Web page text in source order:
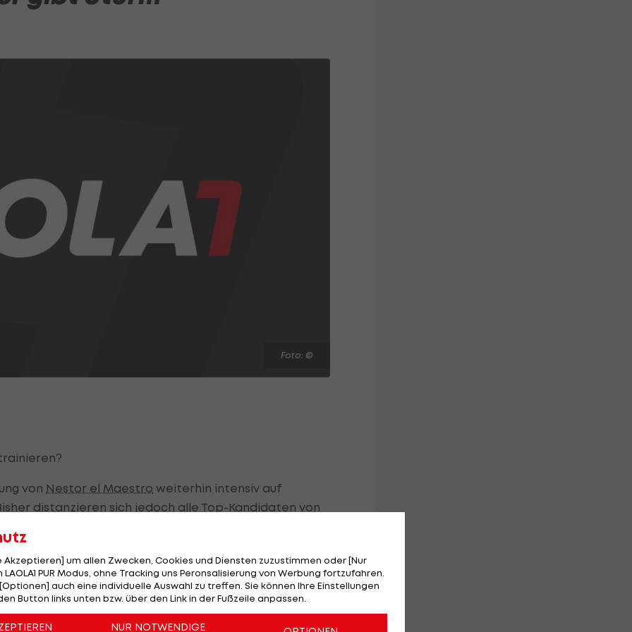
Foto: ©
von Nestor el Maestro weiterhin intensiv auf
distanzieren sich jedoch alle Top-Kandidaten von
hat Sturms Geschäftsführer SportAndreas Schicker
kontaktiert, um ihm ein Angebot zu unterbreiten.
Korb. Schließlich arbeitet Aufhauser bereits seit
ein Standing in der zweiten Reihe erarbeitet. Schon
Akzeptieren] um allen Zwecken, Cookies und Diensten zuzustimmen oder [Nur
PUR Modus, ohne Tracking uns Peronsalisierung von Werbung fortzufahren.
auch eine individuelle Auswahl zu treffen. Sie können Ihre Einstellungen
Button links unten bzw. über den Link in der Fußzeile anpassen.
NUR NOTWENDIGE